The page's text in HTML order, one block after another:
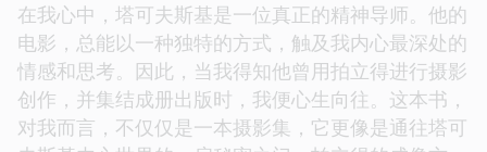
在我心中，塔可夫斯基是一位真正的精神导师。他的
电影，总能以一种独特的方式，触及我内心最深处的
情感和思考。因此，当我得知他曾用拍立得进行摄影
创作，并集结成册出版时，我便心生向往。这本书，
对我而言，不仅仅是一本摄影集，它更像是通往塔可